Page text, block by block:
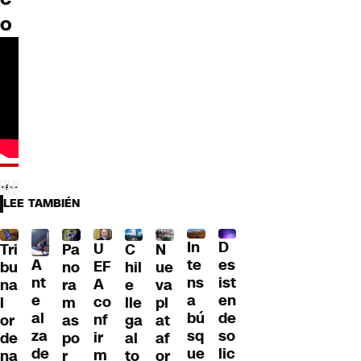
o
LEE TAMBIÉN
Tri
bu
na
l
or
de
na
A
nt
e
al
za
de
Pa
no
ra
m
as
po
r
U
EF
A
co
nf
ir
m
C
hil
e
lle
ga
al
to
N
ue
va
pl
at
af
or
In
te
ns
a
bú
sq
ue
D
es
ist
en
de
so
lic